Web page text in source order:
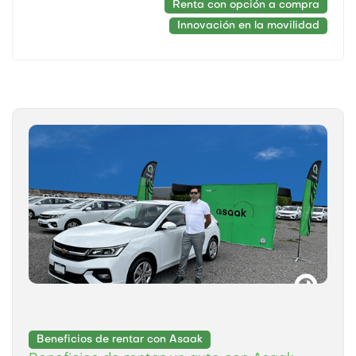
Renta con opción a compra
Innovación en la movilidad
Beneficios de rentar con Asaak